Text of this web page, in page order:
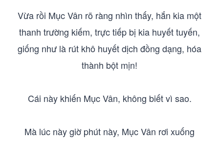
Vừa rồi Mục Vân rõ ràng nhìn thấy, hắn kia một
thanh trường kiếm, trực tiếp bị kia huyết tuyến,
giống như là rút khô huyết dịch đồng dạng, hóa
thành bột mịn!
Cái này khiến Mục Vân, không biết vì sao.
Mà lúc này giờ phút này, Mục Vân rơi xuống